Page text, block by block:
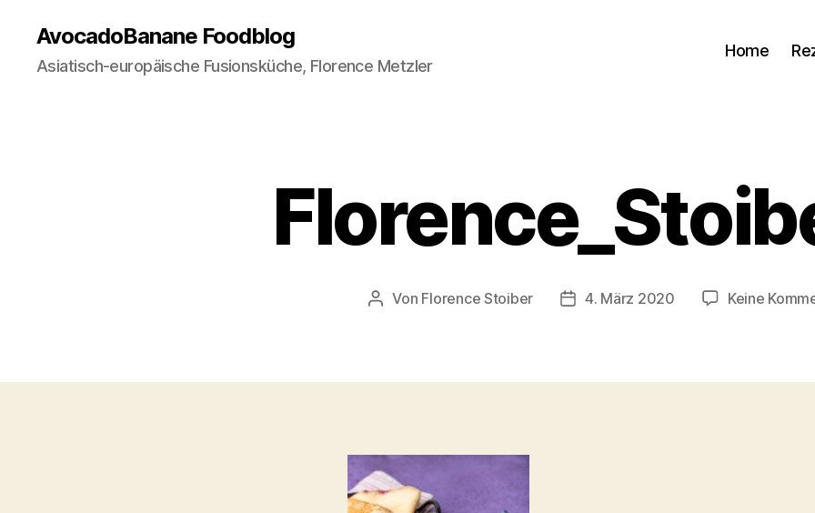
AvocadoBanane Foodblog
Asiatisch-europäische Fusionsküche, Florence Metzler
Home
Beitragsautor
Von Florence Stoiber Veröffentlichungsdatum
4. März 2020 Keine